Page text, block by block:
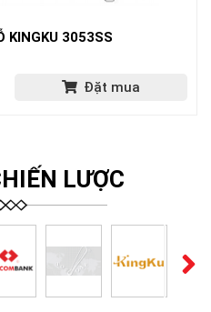
KINGKU 3053SS
Đặt mua
LƯỢC